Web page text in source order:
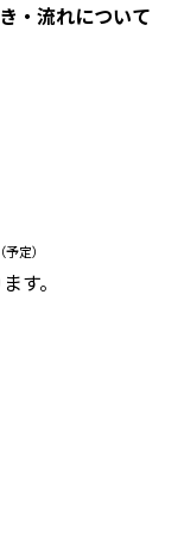
・流れについて
（予定）
す。